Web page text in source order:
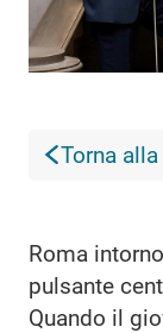
Torna
Roma
pulsante
Quando il